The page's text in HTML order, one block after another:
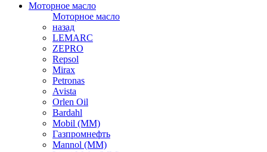
Моторное масло
Моторное масло
назад
LEMARC
ZEPRO
Repsol
Mirax
Petronas
Avista
Orlen Oil
Bardahl
Mobil (ММ)
Газпромнефть
Mannol (ММ)